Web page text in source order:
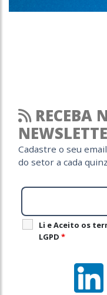
RECEBA
Cadastre o seu
do setor a cada
Li e Aceito os
LGPD *